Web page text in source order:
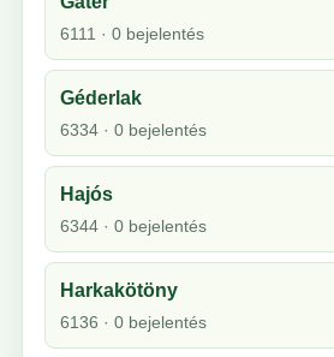
6111 · 0 bejelentés
Géderlak
6334 · 0 bejelentés
Hajós
6344 · 0 bejelentés
Harkakötöny
6136 · 0 bejelentés